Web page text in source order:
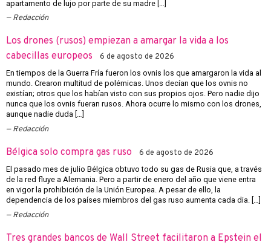
apartamento de lujo por parte de su madre […]
Redacción
Los drones (rusos) empiezan a amargar la vida a los
cabecillas europeos
6 de agosto de 2026
En tiempos de la Guerra Fría fueron los ovnis los que amargaron la vida al
mundo. Crearon multitud de polémicas. Unos decían que los ovnis no
existían; otros que los habían visto con sus propios ojos. Pero nadie dijo
nunca que los ovnis fueran rusos. Ahora ocurre lo mismo con los drones,
aunque nadie duda […]
Redacción
Bélgica solo compra gas ruso 6 de agosto de 2026
El pasado mes de julio Bélgica obtuvo todo su gas de Rusia que, a través
de la red fluye a Alemania. Pero a partir de enero del año que viene entra
en vigor la prohibición de la Unión Europea. A pesar de ello, la
dependencia de los países miembros del gas ruso aumenta cada dia. […]
Redacción
Tres grandes bancos de Wall Street facilitaron a Epstein el